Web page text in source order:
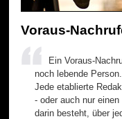
Voraus-
Ein Voraus-
noch lebende Person.
Jede etablierte
- oder auch nur
darin besteht, über